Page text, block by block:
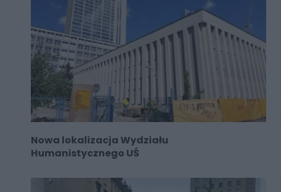
Nowa lokalizacja Wydziału
Humanistycznego UŚ